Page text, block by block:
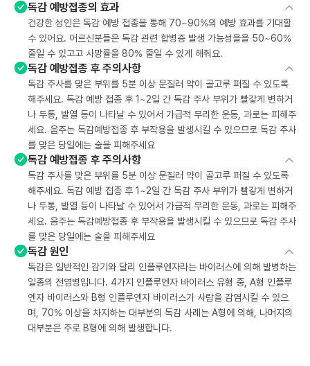
독감 예방접종의 효과
건강한 성인은 독감 예방 접종을 통해 70~90%의 예방 효과를 기대할
수 있어요. 어르신분들은 독감 관련 합병증 발생 가능성을을 50~60%
줄일 수 있고고 사망률을 80% 줄일 수 있게 해줘요.
독감 예방접종 후 주의사항
독감 주사를 맞은 부위를 5분 이상 문질러 약이 골고루 퍼질 수 있도록
해주세요. 독감 예방 접종 후 1~2일 간 독감 주사 부위가 빨갛게 변하거
나 두통, 발열 등이 나타날 수 있어서 가급적 무리한 운동, 과로는 피해주
세요. 음주는 독감예방접종 후 부작용을 발생시킬 수 있으므로 독감 주사
를 맞은 당일에는 술을 피해주세요
독감 예방접종 후 주의사항
독감 주사를 맞은 부위를 5분 이상 문질러 약이 골고루 퍼질 수 있도록
해주세요. 독감 예방 접종 후 1~2일 간 독감 주사 부위가 빨갛게 변하거
나 두통, 발열 등이 나타날 수 있어서 가급적 무리한 운동, 과로는 피해주
세요. 음주는 독감예방접종 후 부작용을 발생시킬 수 있으므로 독감 주사
를 맞은 당일에는 술을 피해주세요
독감 원인
독감은 일반적인 감기와 달리 인플루엔자라는 바이러스에 의해 발병하는
일종의 전염병입니다. 4가지 인플루엔자 바이러스 유형 중, A형 인플루
엔자 바이러스와 B형 인플루엔자 바이러스가 사람을 감염시킬 수 있으
며, 70% 이상을 차지하는 대부분의 독감 사례는 A형에 의해, 나머지의
대부분은 주로 B형에 의해 발생합니다.